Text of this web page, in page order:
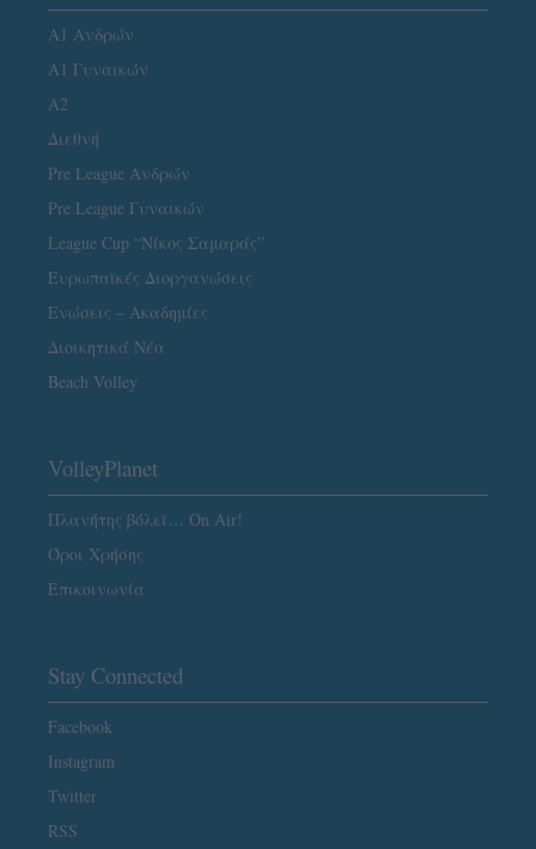
Α1 Ανδρών
Α1 Γυναικών
A2
Διεθνή
Pre League Ανδρών
Pre League Γυναικών
League Cup “Νίκος Σαμαράς”
Ευρωπαϊκές Διοργανώσεις
Ενώσεις – Ακαδημίες
Διοικητικά Νέα
Beach Volley
VolleyPlanet
Πλανήτης βόλεϊ… On Air!
Όροι Χρήσης
Επικοινωνία
Stay Connected
Facebook
Instagram
Twitter
RSS